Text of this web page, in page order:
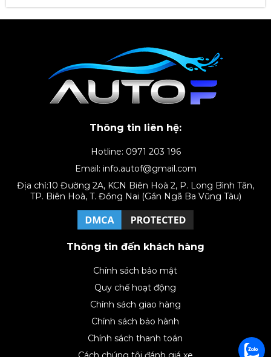
Thông tin liên hệ:
Hotline: 0971 203 196
Email: info.autof@gmail.com
Địa chỉ:10 Đường 2A, KCN Biên Hoà 2, P. Long Bình Tân,
TP. Biên Hoà, T. Đồng Nai (Gần Ngã Ba Vũng Tàu)
Thông tin đến khách hàng
Chính sách bảo mật
Quy chế hoạt động
Chính sách giao hàng
Chính sách bảo hành
Chính sách thanh toán